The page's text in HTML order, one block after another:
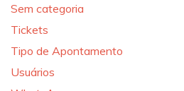
Sem categoria
Tickets
Tipo de Apontamento
Usuários